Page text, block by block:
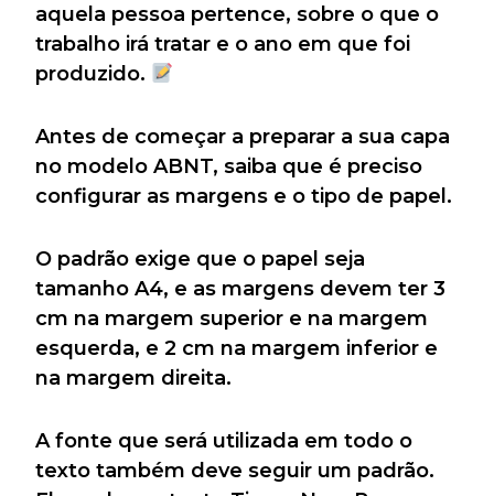
aquela pessoa pertence, sobre o que o
trabalho irá tratar e o ano em que foi
produzido.
Antes de começar a preparar a sua capa
no modelo ABNT, saiba que é preciso
configurar as margens e o tipo de papel.
O padrão exige que o papel seja
tamanho A4, e as margens devem ter 3
cm na margem superior e na margem
esquerda, e 2 cm na margem inferior e
na margem direita.
A fonte que será utilizada em todo o
texto também deve seguir um padrão.